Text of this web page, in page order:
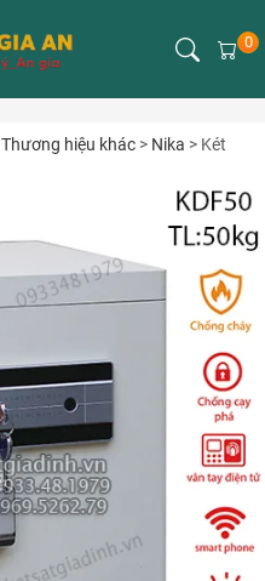
0
Thương hiệu khác > Nika > Két